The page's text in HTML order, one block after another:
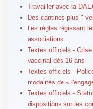
Travailler avec la
Des cantines plus "
Les règles régissant
associations
Textes officiels -
vaccinal dès 16 ans
Textes officiels -
modalités de «
Textes officiels -
dispositions sur les